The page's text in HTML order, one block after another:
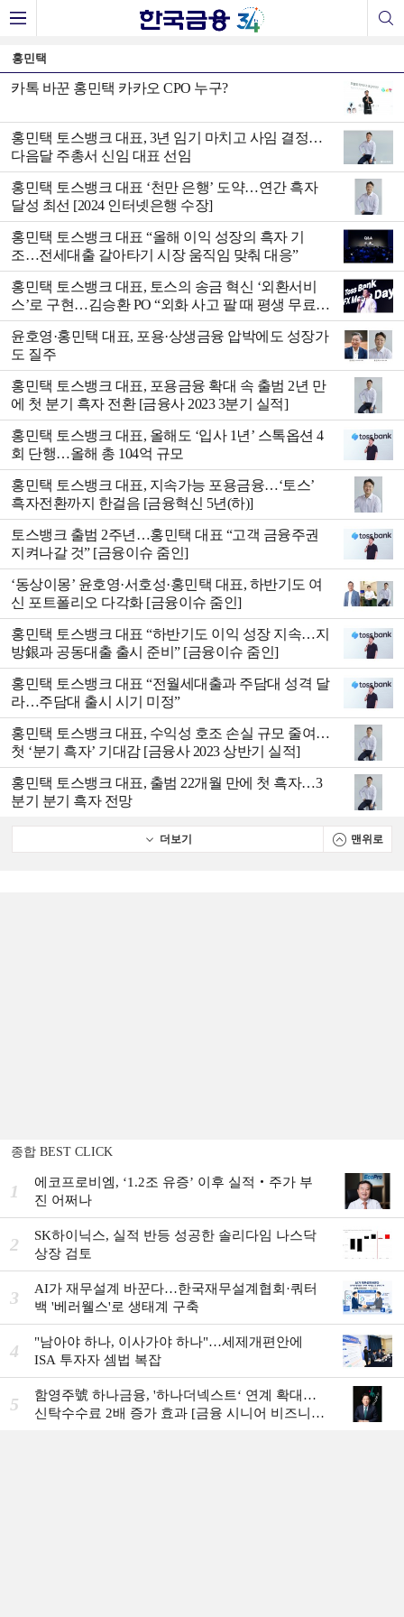
홍민택
카톡 바꾼 홍민택 카카오 CPO 누구?
홍민택 토스뱅크 대표, 3년 임기 마치고 사임 결정…
다음달 주총서 신임 대표 선임
홍민택 토스뱅크 대표 ‘천만 은행’ 도약…연간 흑자
달성 최선 [2024 인터넷은행 수장]
홍민택 토스뱅크 대표 “올해 이익 성장의 흑자 기
조…전세대출 갈아타기 시장 움직임 맞춰 대응”
홍민택 토스뱅크 대표, 토스의 송금 혁신 ‘외환서비
스’로 구현…김승환 PO “외화 사고 팔 때 평생 무료
환전”
윤호영·홍민택 대표, 포용·상생금융 압박에도 성장가
도 질주
홍민택 토스뱅크 대표, 포용금융 확대 속 출범 2년 만
에 첫 분기 흑자 전환 [금융사 2023 3분기 실적]
홍민택 토스뱅크 대표, 올해도 ‘입사 1년’ 스톡옵션 4
회 단행…올해 총 104억 규모
홍민택 토스뱅크 대표, 지속가능 포용금융…‘토스’
흑자전환까지 한걸음 [금융혁신 5년(하)]
토스뱅크 출범 2주년…홍민택 대표 “고객 금융주권
지켜나갈 것” [금융이슈 줌인]
‘동상이몽’ 윤호영·서호성·홍민택 대표, 하반기도 여
신 포트폴리오 다각화 [금융이슈 줌인]
홍민택 토스뱅크 대표 “하반기도 이익 성장 지속…지
방銀과 공동대출 출시 준비” [금융이슈 줌인]
홍민택 토스뱅크 대표 “전월세대출과 주담대 성격 달
라…주담대 출시 시기 미정”
홍민택 토스뱅크 대표, 수익성 호조 손실 규모 줄여…
첫 ‘분기 흑자’ 기대감 [금융사 2023 상반기 실적]
홍민택 토스뱅크 대표, 출범 22개월 만에 첫 흑자…3
분기 분기 흑자 전망
더보기 맨위로
종합 BEST CLICK
1
에코프로비엠, ‘1.2조 유증’ 이후 실적‧주가 부
진 어쩌나
2
SK하이닉스, 실적 반등 성공한 솔리다임 나스닥
상장 검토
3
AI가 재무설계 바꾼다…한국재무설계협회·쿼터
백 '베러웰스'로 생태계 구축
4
"남아야 하나, 이사가야 하나"…세제개편안에
ISA 투자자 셈법 복잡
5
함영주號 하나금융, '하나더넥스트‘ 연계 확대…
신탁수수료 2배 증가 효과 [금융 시니어 비즈니스